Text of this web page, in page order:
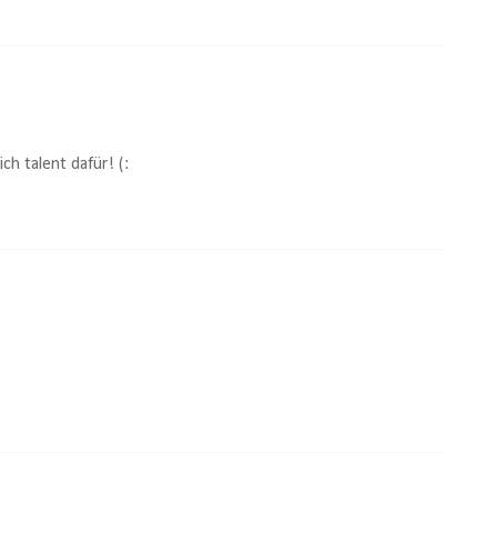
talent dafür! (: